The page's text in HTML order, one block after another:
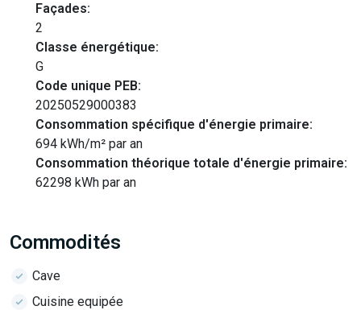
Façades:
2
Classe énergétique:
G
Code unique PEB:
20250529000383
Consommation spécifique d'énergie primaire:
694 kWh/m² par an
Consommation théorique totale d'énergie primaire:
62298 kWh par an
Commodités
Cave
Cuisine equipée